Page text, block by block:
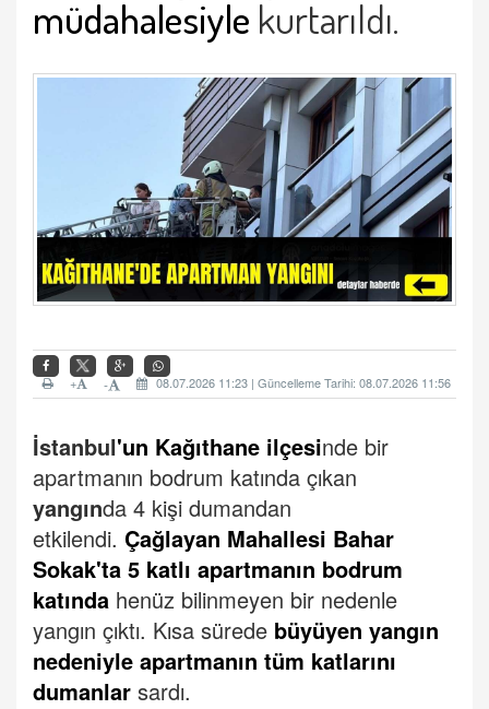
müdahalesiyle kurtarıldı.
08.07.2026 11:23 | Güncelleme Tarihi: 08.07.2026 11:56
-
+
İstanbul'un Kağıthane ilçesinde bir
apartmanın bodrum katında çıkan
yangında 4 kişi dumandan
etkilendi. Çağlayan Mahallesi Bahar
Sokak'ta 5 katlı apartmanın bodrum
katında henüz bilinmeyen bir nedenle
yangın çıktı. Kısa sürede büyüyen yangın
nedeniyle apartmanın tüm katlarını
dumanlar sardı.